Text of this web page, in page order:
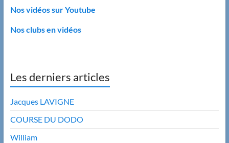
Nos vidéos sur Youtube
Nos clubs en vidéos
Les derniers articles
Jacques LAVIGNE
COURSE DU DODO
William